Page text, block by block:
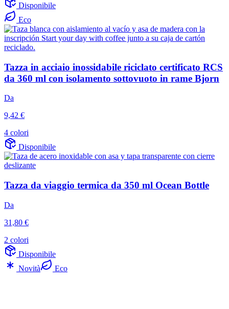
Disponibile
Eco
Tazza in acciaio inossidabile riciclato certificato RCS
da 360 ml con isolamento sottovuoto in rame Bjorn
Da
9,42 €
4 colori
Disponibile
Tazza da viaggio termica da 350 ml Ocean Bottle
Da
31,80 €
2 colori
Disponibile
Novità
Eco